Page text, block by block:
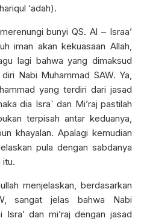
‘adah).
bunyi QS. Al – Israa’
iman akan kekuasaan Allah,
lagi bahwa yang dimaksud
Nabi Muhammad SAW. Ya,
yang terdiri dari jasad
dia Isra` dan Mi’raj pastilah
terpisah antar keduanya,
khayalan. Apalagi kemudian
pula dengan sabdanya
itu.
menjelaskan, berdasarkan
sangat jelas bahwa Nabi
Isra’ dan mi’raj dengan jasad